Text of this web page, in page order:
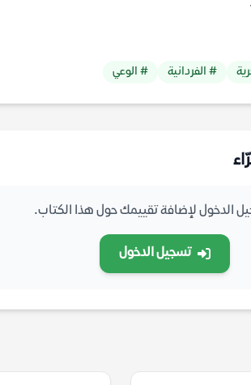
# الفردانية # الوعي
الدخول لإضافة تقييمك حول هذا الكتاب.
تسجيل الدخول